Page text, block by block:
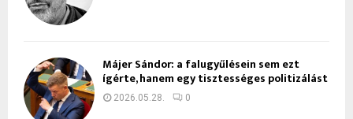
Májer Sándor: a falugyűlésein sem ezt
ígérte, hanem egy tisztességes politizálást
2026.05.28. 0